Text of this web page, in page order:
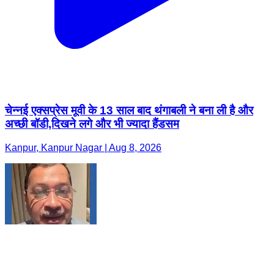
चेन्नई एक्सप्रेस मूवी के 13 साल बाद थंगाबली ने बना ली है और
अच्छी बॉडी,दिखने लगे और भी ज्यादा हैंडसम
Kanpur, Kanpur Nagar | Aug 8, 2026